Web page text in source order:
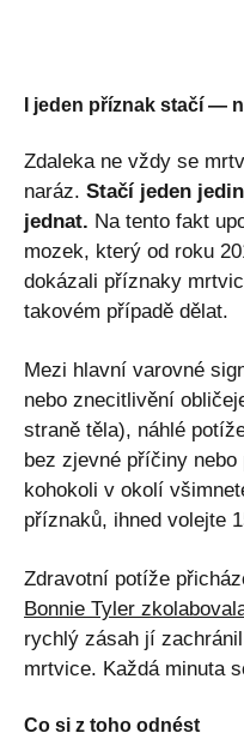
I jeden příznak stačí —
Zdaleka ne vždy se
naráz. Stačí jeden
jednat. Na tento fakt
mozek, který od roku
dokázali příznaky
takovém případě dělat.
Mezi hlavní varovné
nebo znecitlivění
straně těla), náhlé
bez zjevné příčiny
kohokoli v okolí
příznaků, ihned volejte
Zdravotní potíže
Bonnie Tyler
rychlý zásah jí
mrtvice. Každá minuta
Co si z toho odnést